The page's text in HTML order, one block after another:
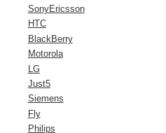
SonyEricsson
HTC
BlackBerry
Motorola
LG
Just5
Siemens
Fly
Philips